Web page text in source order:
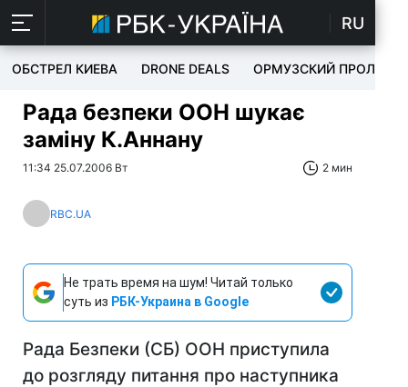
RU
ОБСТРЕЛ КИЕВА DRONE DEALS ОРМУЗСКИЙ ПРОЛИВ
Рада безпеки ООН шукає
заміну К.Аннану
11:34 25.07.2006 Вт 2 мин
RBC.UA
Не трать время на шум! Читай только
суть из РБК-Украина в Google
Рада Безпеки (СБ) ООН приступила
до розгляду питання про наступника